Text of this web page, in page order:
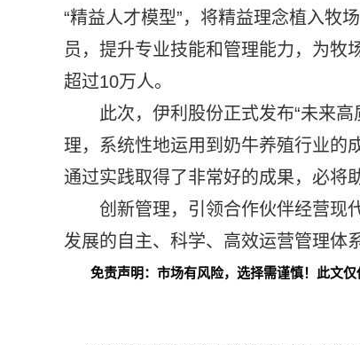
“精益人才模型”，将精益理念植入牧
员，提升专业技能和管理能力，为牧
超过10万人。
此次，伊利股份正式发布“未来高
理，系统性地运用到奶牛养殖行业的
通过实践取得了非常好的成果，必将
创新管理，引领合作伙伴经营现
发展的自主、科学、高效运营管理体
免责声明：市场有风险，选择需谨慎！此文仅